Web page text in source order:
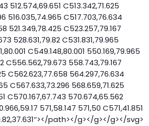
512.574,69.651 C513.342,71.625
516.035,74.965 C517.703,76.634
521.349,78.425 C523.257,79.167
528.631,79.82 C531.831,79.965
C549.148,80.001 550.169,79.965
C556.562,79.673 558.743,79.167
C562.623,77.658 564.297,76.634
C567.633,73.296 568.659,71.625
C570.167,67.743 570.674,65.562
571,58.147 571,50 C571,41.851
path></g></g></g></svg>